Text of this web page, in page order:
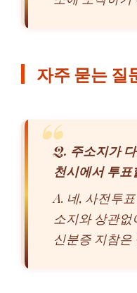
자주 묻는 질
Q. 주소지가
천시에서 투표
A. 네, 사전투
소지와 상관없
신분증 지참은